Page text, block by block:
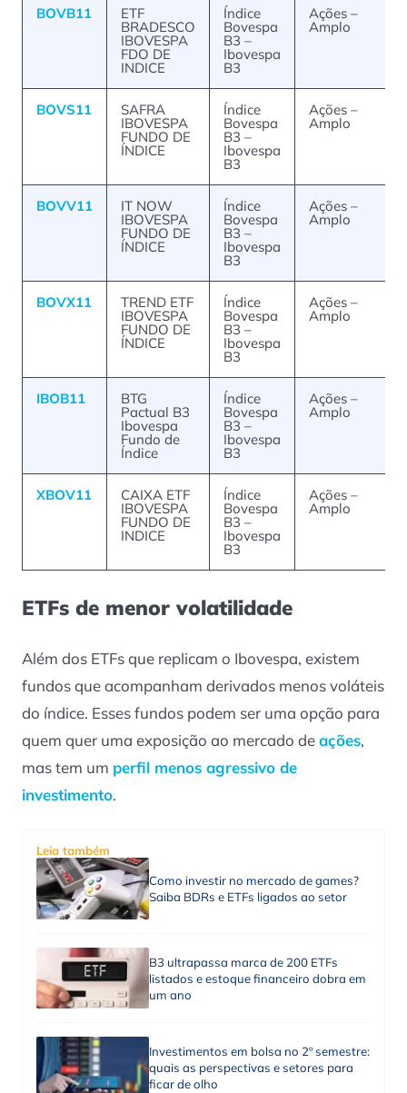
BOVB11 ETF
BRADESCO
IBOVESPA
FDO DE
INDICE
Índice
Bovespa
B3 –
Ibovespa
B3
Ações –
Amplo
BOVS11 SAFRA
IBOVESPA
FUNDO DE
ÍNDICE
Índice
Bovespa
B3 –
Ibovespa
B3
Ações –
Amplo
BOVV11 IT NOW
IBOVESPA
FUNDO DE
ÍNDICE
Índice
Bovespa
B3 –
Ibovespa
B3
Ações –
Amplo
BOVX11 TREND ETF
IBOVESPA
FUNDO DE
ÍNDICE
Índice
Bovespa
B3 –
Ibovespa
B3
Ações –
Amplo
IBOB11 BTG
Pactual B3
Ibovespa
Fundo de
Índice
Índice
Bovespa
B3 –
Ibovespa
B3
Ações –
Amplo
XBOV11 CAIXA ETF
IBOVESPA
FUNDO DE
INDICE
Índice
Bovespa
B3 –
Ibovespa
B3
Ações –
Amplo
ETFs de menor volatilidade
Além dos ETFs que replicam o Ibovespa, existem
fundos que acompanham derivados menos voláteis
do índice. Esses fundos podem ser uma opção para
quem quer uma exposição ao mercado deações,
mas tem um perfil menos agressivo de
investimento.
Leia também
Como investir no mercado de games?
Saiba BDRs e ETFs ligados ao setor
B3 ultrapassa marca de 200 ETFs
listados e estoque financeiro dobra em
um ano
Investimentos em bolsa no 2º semestre:
quais as perspectivas e setores para
ficar de olho